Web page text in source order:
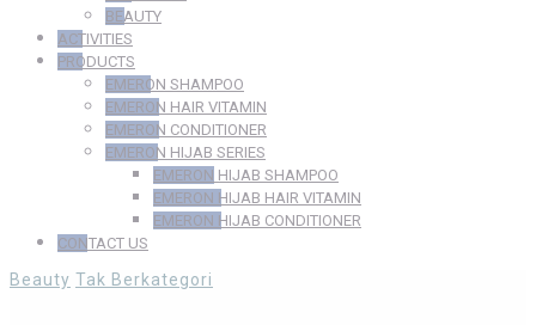
BEAUTY
ACTIVITIES
PRODUCTS
EMERON SHAMPOO
EMERON HAIR VITAMIN
EMERON CONDITIONER
EMERON HIJAB SERIES
EMERON HIJAB SHAMPOO
EMERON HIJAB HAIR VITAMIN
EMERON HIJAB CONDITIONER
CONTACT US
Beauty Tak Berkategori